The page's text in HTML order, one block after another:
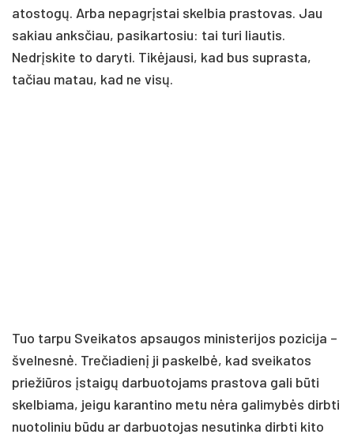
atostogų. Arba nepagrįstai skelbia prastovas. Jau
sakiau anksčiau, pasikartosiu: tai turi liautis.
Nedrįskite to daryti. Tikėjausi, kad bus suprasta,
tačiau matau, kad ne visų.
Tuo tarpu Sveikatos apsaugos ministerijos pozicija –
švelnesnė. Trečiadienį ji paskelbė, kad sveikatos
priežiūros įstaigų darbuotojams prastova gali būti
skelbiama, jeigu karantino metu nėra galimybės dirbti
nuotoliniu būdu ar darbuotojas nesutinka dirbti kito